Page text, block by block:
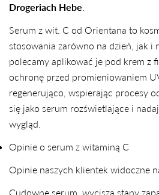
Drogeriach Hebe
Serum z wit. C od Orientana to
stosowania zarówno na dzień, jak i
polecamy aplikować je pod krem z
ochronę przed promieniowaniem
regenerująco, wspierając procesy
się jako serum rozświetlające i
wygląd.
Opinie o serum z witaminą C
Opinie naszych klientek widoczne
Cudowne serum, wycisza stany